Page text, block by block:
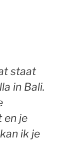
staat
in Bali.
en je
ik je